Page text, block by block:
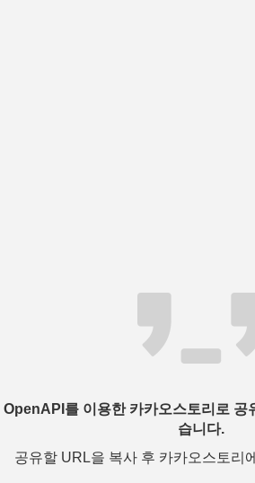
OpenAPI를 이용한 카카오스토리로 공
습니다.
공유할 URL을 복사 후 카카오스토리